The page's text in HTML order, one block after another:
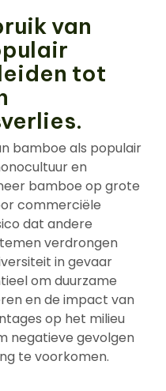
van
tot
bamboe als populair
en
bamboe op grote
commerciële
dat andere
verdrongen
in gevaar
om duurzame
en de impact van
op het milieu
negatieve gevolgen
te voorkomen.